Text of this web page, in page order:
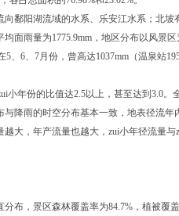
鄱阳湖流域的水系、乐安江水系；北坡
面雨量为1775.9mm，地区分布以风景
、6、7月份，曾高达1037mm（温泉站
小年份的比值达2.5以上，甚至达到3.0
降雨的时空分布基本一致，地表径流年
大，年产流量也越大，zui小年径流量与
布，景区森林覆盖率为84.7%，植被覆